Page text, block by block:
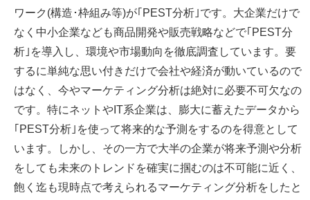
ワーク(構造･枠組み等)が｢PEST分析｣です。大企業だけで
なく中小企業なども商品開発や販売戦略などで｢PEST分
析｣を導入し、環境や市場動向を徹底調査しています。要
するに単純な思い付きだけで会社や経済が動いているので
はなく、今やマーケティング分析は絶対に必要不可欠なの
です。特にネットやIT系企業は、膨大に蓄えたデータから
｢PEST分析｣を使って将来的な予測をするのを得意として
います。しかし、その一方で大半の企業が将来予測や分析
をしても未来のトレンドを確実に掴むのは不可能に近く、
飽く迄も現時点で考えられるマーケティング分析をしたと